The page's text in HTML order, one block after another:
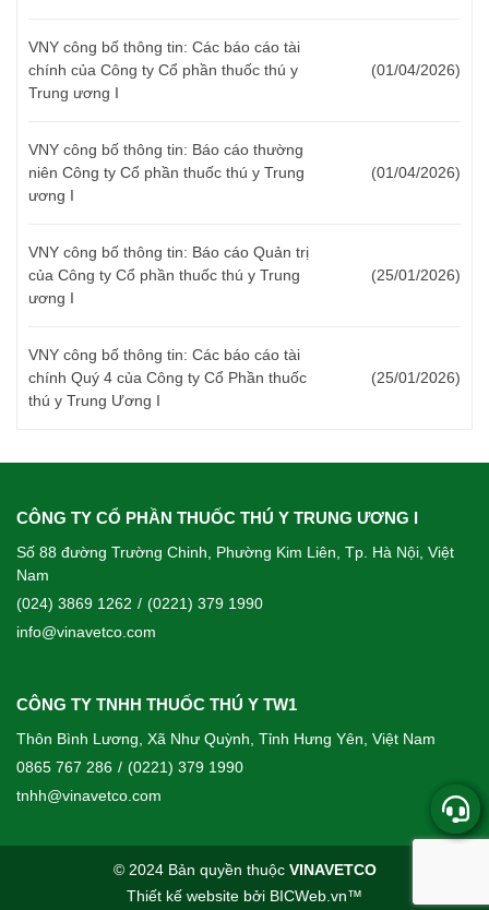
VNY công bố thông tin: Các báo cáo tài
chính của Công ty Cổ phần thuốc thú y
Trung ương I
(01/04/2026)
VNY công bố thông tin: Báo cáo thường
niên Công ty Cổ phần thuốc thú y Trung
ương I
(01/04/2026)
VNY công bố thông tin: Báo cáo Quản trị
của Công ty Cổ phần thuốc thú y Trung
ương I
(25/01/2026)
VNY công bố thông tin: Các báo cáo tài
chính Quý 4 của Công ty Cổ Phần thuốc
thú y Trung Ương I
(25/01/2026)
CÔNG TY CỔ PHẦN THUỐC THÚ Y TRUNG ƯƠNG I
Số 88 đường Trường Chinh, Phường Kim Liên, Tp. Hà Nội, Việt
Nam
(024) 3869 1262 / (0221) 379 1990
info@vinavetco.com
CÔNG TY TNHH THUỐC THÚ Y TW1
Thôn Bình Lương, Xã Như Quỳnh, Tỉnh Hưng Yên, Việt Nam
0865 767 286 / (0221) 379 1990
tnhh@vinavetco.com
© 2024 Bản quyền thuộc VINAVETCO
Thiết kế website bởi BICWeb.vn™